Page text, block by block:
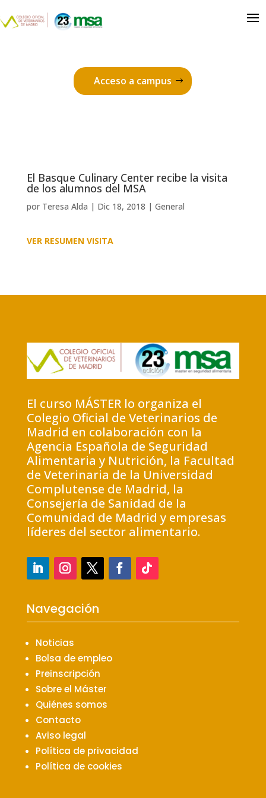
Acceso a campus
El Basque Culinary Center recibe la visita
de los alumnos del MSA
por Teresa Alda | Dic 18, 2018 | General
VER RESUMEN VISITA
El curso MÁSTER lo organiza el
Colegio Oficial de Veterinarios de
Madrid en colaboración con la
Agencia Española de Seguridad
Alimentaria y Nutrición, la Facultad
de Veterinaria de la Universidad
Complutense de Madrid, la
Consejería de Sanidad de la
Comunidad de Madrid y empresas
líderes del sector alimentario.
Navegación
Noticias
Bolsa de empleo
Preinscripción
Sobre el Máster
Quiénes somos
Contacto
Aviso legal
Política de privacidad
Política de cookies